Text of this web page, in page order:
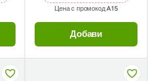
Цена с промокодA15
Добави